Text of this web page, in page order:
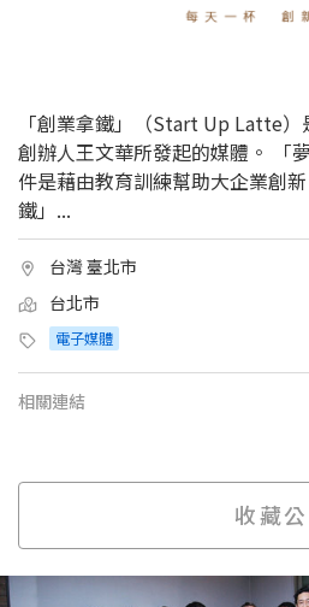
「創業拿鐵」（Start Up Latte）
創辦人王文華所發起的媒體。 「
件是藉由教育訓練幫助大企業創
鐵」...
台灣 臺北市
台北市
電子媒體
相關連結
收藏